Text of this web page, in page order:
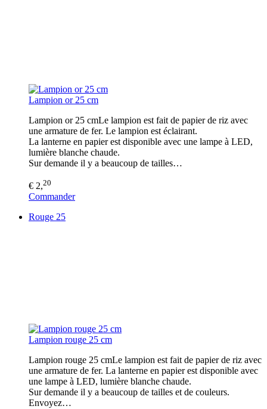
Lampion or 25 cm
Lampion or 25 cmLe lampion est fait de papier de riz avec
une armature de fer. Le lampion est éclairant.
La lanterne en papier est disponible avec une lampe à LED,
lumière blanche chaude.
Sur demande il y a beaucoup de tailles…
€ 2,20
Commander
Rouge 25
Lampion rouge 25 cm
Lampion rouge 25 cmLe lampion est fait de papier de riz avec
une armature de fer. La lanterne en papier est disponible avec
une lampe à LED, lumière blanche chaude.
Sur demande il y a beaucoup de tailles et de couleurs.
Envoyez…